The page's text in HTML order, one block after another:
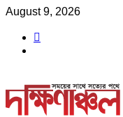
Skip
content
August 9, 2026